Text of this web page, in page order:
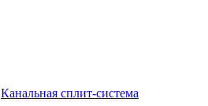
Канальная сплит-система